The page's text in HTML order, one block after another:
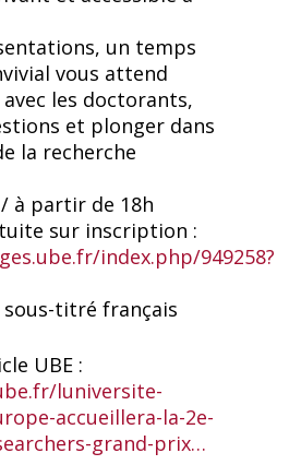
un temps
vous attend
les doctorants,
et plonger dans
la recherche
à partir de 18h
sur inscription :
index.php/949258?
sous-titré français
UBE :
luniversite-
accueillera-la-2e-
grand-prix…